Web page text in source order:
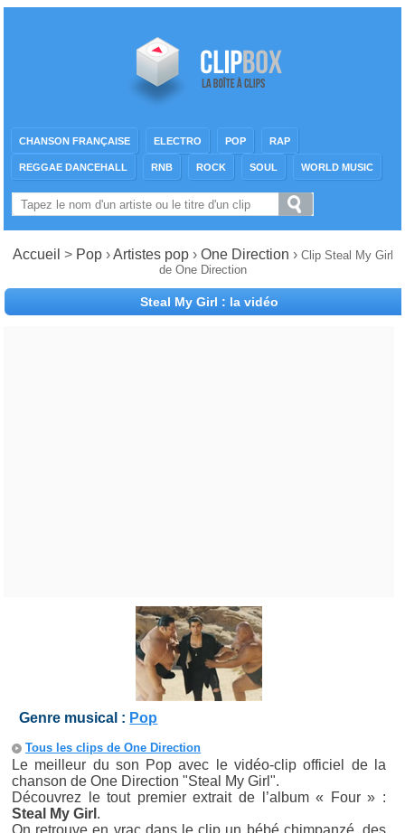
CHANSON FRANÇAISE ELECTRO POP RAP
REGGAE DANCEHALL RNB ROCK SOUL WORLD MUSIC
Accueil > Pop ›Artistes pop› One Direction › Clip Steal My Girl
de One Direction
Steal My Girl : la vidéo
Genre musical : Pop
Tous les clips de One Direction
Le meilleur du son Pop avec le vidéo-clip officiel de la
chanson de One Direction "Steal My Girl".
Découvrez le tout premier extrait de l’album « Four » :
Steal My Girl .
On retrouve en vrac dans le clip un bébé chimpanzé, des